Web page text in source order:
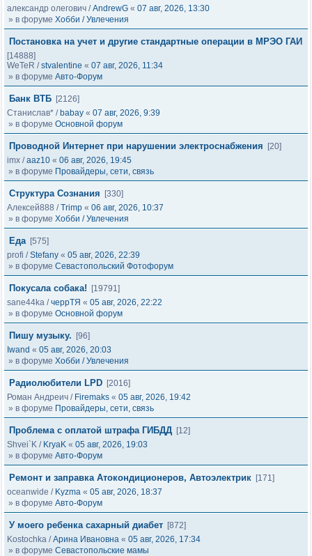
александр олегович /AndrewG « 07 авг, 2026, 13:30
» в форуме Хобби / Увлечения
Постановка на учет и другие стандартные операции в МРЭО ГАИ
[14888]
WeTeR /stvalentine « 07 авг, 2026, 11:34
» в форуме Авто-Форум
Банк ВТБ [2126]
Станислав* / babay « 07 авг, 2026, 9:39
» в форуме Основной форум
Проводной Интернет при нарушении электроснабжения
[20]
imx /aaz10 « 06 авг, 2026, 19:45
» в форуме Провайдеры, сети, связь
Структура Сознания
[330]
Алексей888 /Trimp « 06 авг, 2026, 10:37
» в форуме Хобби / Увлечения
Еда [575]
profi /Stefany « 05 авг, 2026, 22:39
» в форуме Севастопольский Фотофорум
Покусала собака!
[19791]
sane44ka /черрТЯ « 05 авг, 2026, 22:22
» в форуме Основной форум
Пишу музыку.
[96]
Iwand « 05 авг, 2026, 20:03
» в форуме Хобби / Увлечения
Радиолюбители LPD [2016]
Роман Андреич / Firemaks « 05 авг, 2026, 19:42
» в форуме Провайдеры, сети, связь
Проблема с оплатой штрафа ГИБДД [12]
Shvei`K / KryaK « 05 авг, 2026, 19:03
» в форуме Авто-Форум
Ремонт и заправка Атокондиционеров, Автоэлектрик [171]
oceanwide / Kyzma « 05 авг, 2026, 18:37
» в форуме Авто-Форум
У моего ребенка сахарный диабет [872]
Kostochka /Арина Ивановна « 05 авг, 2026, 17:34
» в форуме Севастопольские мамы